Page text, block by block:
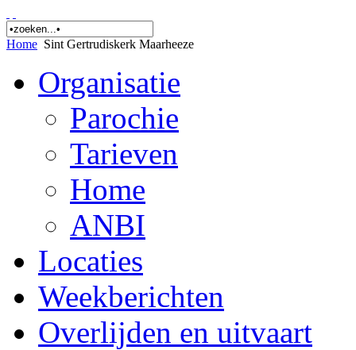
Home Sint Gertrudiskerk Maarheeze
Organisatie
Parochie
Tarieven
Home
ANBI
Locaties
Weekberichten
Overlijden en uitvaart